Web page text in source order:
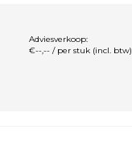
Adviesverkoop:
€--,-- / per stuk (incl. btw)